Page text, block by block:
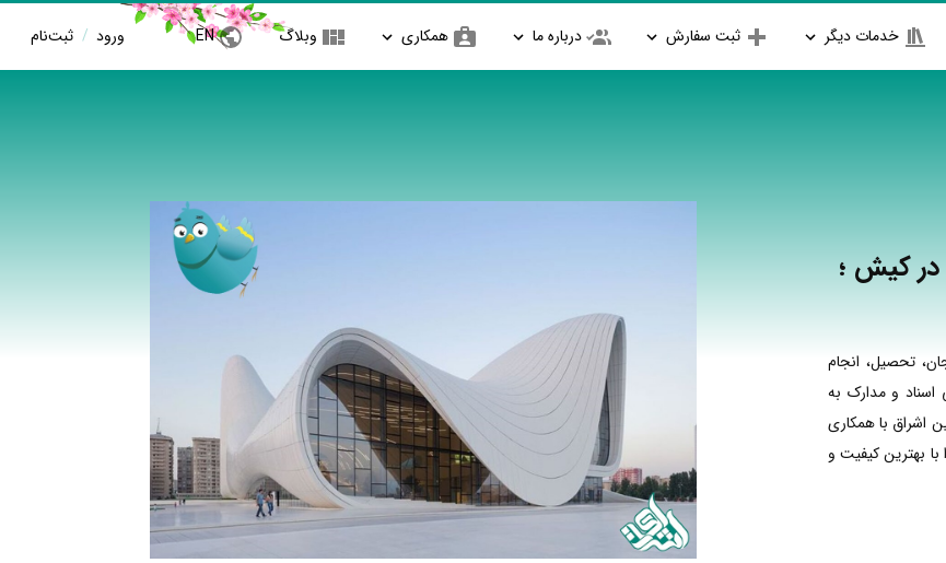
خدمات دیگر ثبت سفارش درباره ما همکاری وبلاگ EN ورود / ثبت‌نام
در کیش ؛
تحصیل، انجام
اسناد و مدارک به
اشراق با همکاری
بهترین کیفیت و